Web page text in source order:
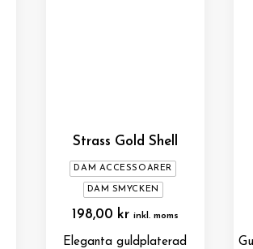
Strass Gold Shell
DAM ACCESSOARER
DAM SMYCKEN
198,00 kr inkl. moms
Eleganta guldplaterad